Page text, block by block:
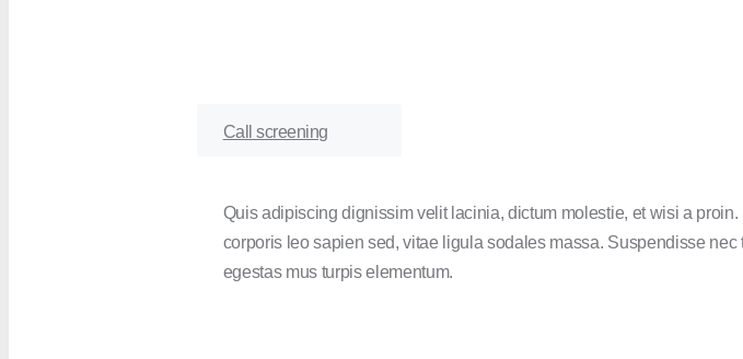
Call screening
Quis adipiscing dignissim velit lacinia, dictum molestie, et wisi a proin.
corporis leo sapien sed, vitae ligula sodales massa. Suspendisse nec
egestas mus turpis elementum.